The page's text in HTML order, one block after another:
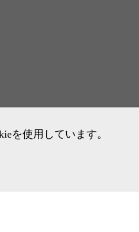
を使用しています。